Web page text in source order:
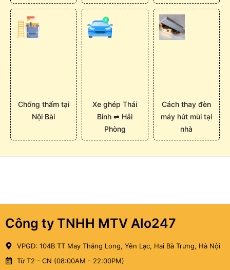
Chống thấm tại
Nội Bài
Xe ghép Thái
Bình ⇌ Hải
Phòng
Cách thay đèn
máy hút mùi tại
nhà
Công ty TNHH MTV Alo247
VPGD: 104B TT May Thăng Long, Yên Lạc, Hai Bà Trưng, Hà Nội
Từ T2 - CN (08:00AM - 22:00PM)